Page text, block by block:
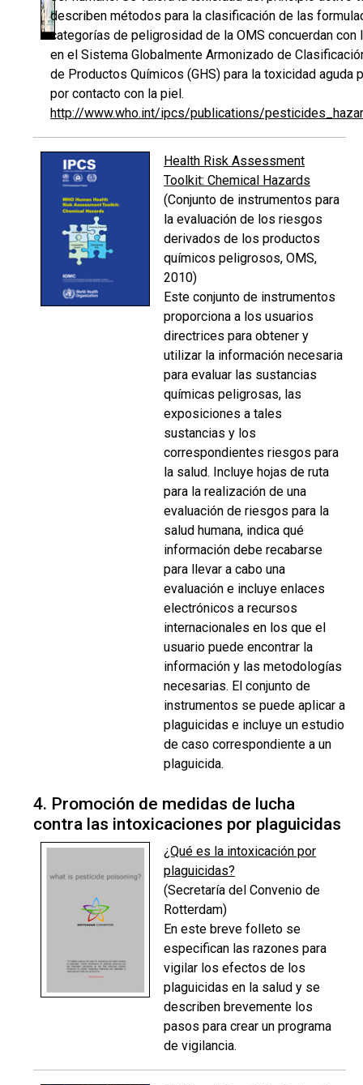
describen métodos para la clasificación de las
categorías de peligrosidad de la OMS concuerdan
en el Sistema Globalmente Armonizado de
de Productos Químicos (GHS) para la toxicidad aguda
por contacto con la piel.
http://www.who.int/ipcs/publications/
Health Risk Assessment
Toolkit: Chemical Hazards
(Conjunto de instrumentos para
la evaluación de los riesgos
derivados de los productos
químicos peligrosos, OMS,
2010)
Este conjunto de instrumentos
proporciona a los usuarios
directrices para obtener y
utilizar la información necesaria
para evaluar las sustancias
químicas peligrosas, las
exposiciones a tales
sustancias y los
correspondientes riesgos para
la salud. Incluye hojas de ruta
para la realización de una
evaluación de riesgos para la
salud humana, indica qué
información debe recabarse
para llevar a cabo una
evaluación e incluye enlaces
electrónicos a recursos
internacionales en los que el
usuario puede encontrar la
información y las metodologías
necesarias. El conjunto de
instrumentos se puede aplicar a
plaguicidas e incluye un estudio
de caso correspondiente a un
plaguicida.
4. Promoción de medidas de lucha
contra las intoxicaciones por plaguicidas
¿Qué es la intoxicación por
plaguicidas?
(Secretaría del Convenio de
Rotterdam)
En este breve folleto se
especifican las razones para
vigilar los efectos de los
plaguicidas en la salud y se
describen brevemente los
pasos para crear un programa
de vigilancia.